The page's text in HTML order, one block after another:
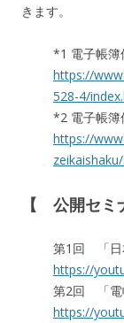
きます。
*1 電子帳簿
https://
528-4/
*2 電子帳簿
https://
【 公開セ
第1回 「日
https://
第2回 「電
https://